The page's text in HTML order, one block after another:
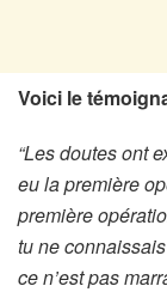
Voici le
“Les doutes ont
eu la première
première
tu ne
ce n’est pas